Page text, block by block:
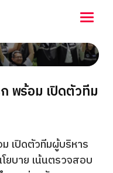
พร้อม เปิดตัวทีม
เปิดตัวทีมผู้บริหาร
ยบาย เน้นตรวจสอบ